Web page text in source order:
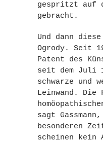
gespritzt auf
gebracht.
Und dann
Ogrody. Seit
Patent des
seit dem Juli
schwarze und
Leinwand.
sagt
besonderen
scheinen kein